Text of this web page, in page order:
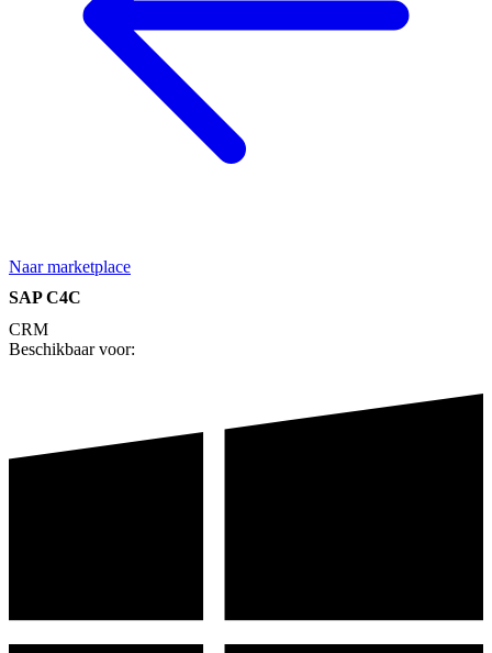
Naar marketplace
SAP C4C
CRM
Beschikbaar voor: